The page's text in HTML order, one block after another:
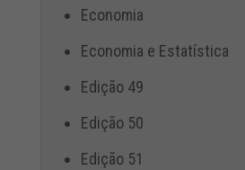
Economia
Economia e Estatística
Edição 49
Edição 50
Edição 51